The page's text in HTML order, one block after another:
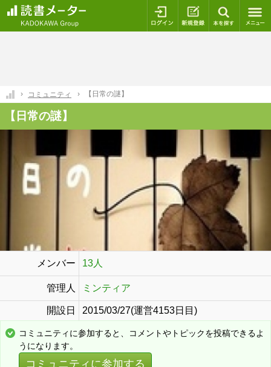
ログイン 新規登録
コミュニティ 【日常の謎】
【日常の謎】
メンバー 13人
管理人 ミンティア
開設日 2015/03/27(運営4153日目)
コミュニティに参加すると、コメントやトピックを投稿できるよ
うになります。
コミュニティに参加する